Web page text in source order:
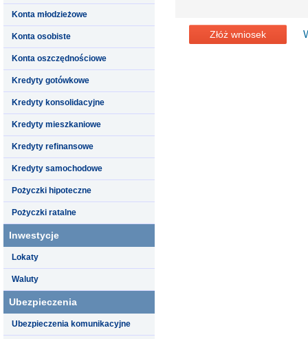
Konta młodzieżowe
Konta osobiste
Konta oszczędnościowe
Kredyty gotówkowe
Kredyty konsolidacyjne
Kredyty mieszkaniowe
Kredyty refinansowe
Kredyty samochodowe
Pożyczki hipoteczne
Pożyczki ratalne
Inwestycje
Lokaty
Waluty
Ubezpieczenia
Ubezpieczenia komunikacyjne
Złóż wniosek